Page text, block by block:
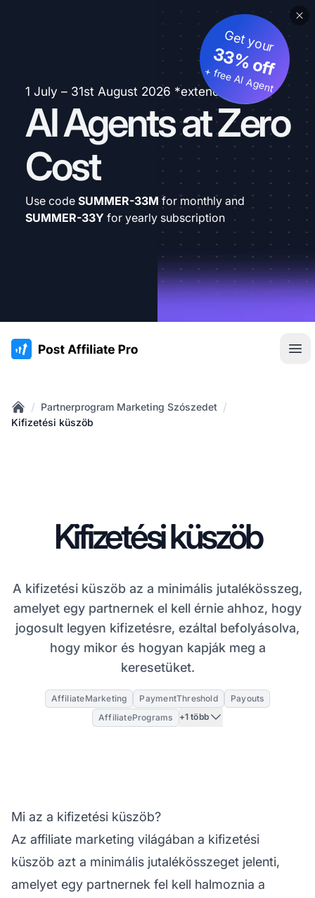
1 July – 31st August 2026 *extended
AI Agents at Zero
Cost
Get your
33% off
+ free AI Agent
Use code SUMMER-33M for monthly and
SUMMER-33Y for yearly subscription
:site.title
Home
/ Partnerprogram Marketing Szószedet /
Kifizetési küszöb
Kifizetési küszöb
A kifizetési küszöb az a minimális jutalékösszeg,
amelyet egy partnernek el kell érnie ahhoz, hogy
jogosult legyen kifizetésre, ezáltal befolyásolva,
hogy mikor és hogyan kapják meg a
keresetüket.
AffiliateMarketing PaymentThreshold
Payouts
AffiliatePrograms
+1 több
Mi az a kifizetési küszöb?
Az affiliate marketing világában a kifizetési
küszöb azt a minimális jutalékösszeget jelenti,
amelyet egy partnernek fel kell halmoznia a